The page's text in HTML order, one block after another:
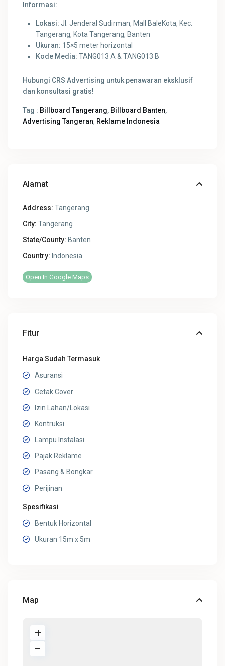
Informasi:
Lokasi: Jl. Jenderal Sudirman, Mall BaleKota, Kec.
Tangerang, Kota Tangerang, Banten
Ukuran: 15×5 meter horizontal
Kode Media: TANG013 A & TANG013 B
Hubungi CRS Advertising untuk penawaran eksklusif
dan konsultasi gratis!
Tag : Billboard Tangerang, Billboard Banten,
Advertising Tangeran, Reklame Indonesia
Alamat
Address: Tangerang
City: Tangerang
State/County: Banten
Country: Indonesia
Open In Google Maps
Fitur
Harga Sudah Termasuk
Asuransi
Cetak Cover
Izin Lahan/Lokasi
Kontruksi
Lampu Instalasi
Pajak Reklame
Pasang & Bongkar
Perijinan
Spesifikasi
Bentuk Horizontal
Ukuran 15m x 5m
Map